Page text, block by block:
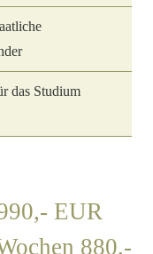
das Studium
EUR
880,-